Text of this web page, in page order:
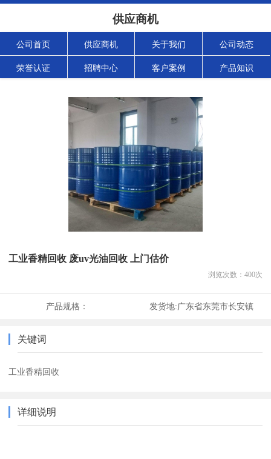
供应商机
公司首页 供应商机 关于我们 公司动态
荣誉认证 招聘中心 客户案例 产品知识
工业香精回收 废uv光油回收 上门估价
浏览次数： 400次
产品规格： 发货地:广东省东莞市长安镇
关键词
工业香精回收
详细说明